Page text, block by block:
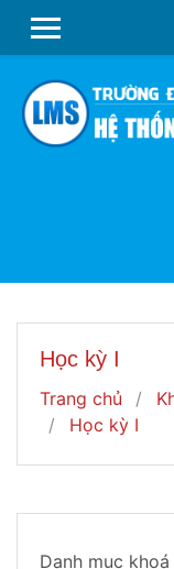
SIDE PANEL
Học kỳ I
Trang chủ
Học kỳ I
Danh mục khoá